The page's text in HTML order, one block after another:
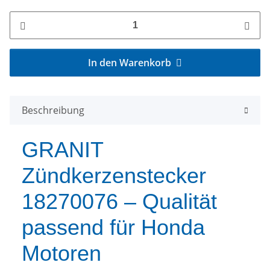
In den Warenkorb
Beschreibung
GRANIT
Zündkerzenstecker
18270076 – Qualität
passend für Honda
Motoren